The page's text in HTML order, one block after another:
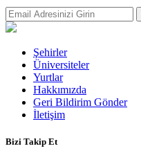
Şehirler
Üniversiteler
Yurtlar
Hakkımızda
Geri Bildirim Gönder
İletişim
Bizi Takip Et